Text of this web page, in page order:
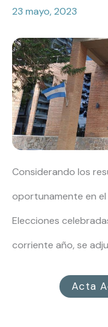
23 mayo, 2023
Considerando los
oportunamente en
Elecciones
corriente año, se
Acta